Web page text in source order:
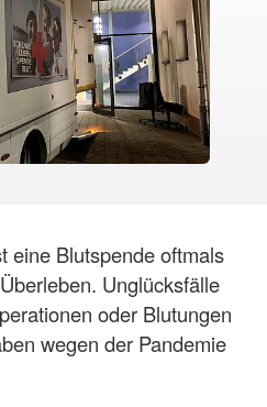
eine Blutspende oftmals
Unglücksfälle
oder Blutungen
wegen der Pandemie